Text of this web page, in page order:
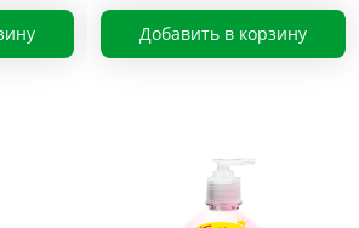
Добавить в корзину